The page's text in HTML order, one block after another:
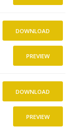
DOWNLOAD
PREVIEW
DOWNLOAD
PREVIEW